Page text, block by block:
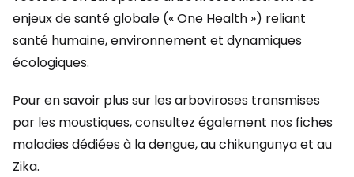
enjeux de santé globale (« One Health ») reliant
santé humaine, environnement et dynamiques
écologiques.
Pour en savoir plus sur les arboviroses transmises
par les moustiques, consultez également nos fiches
maladies dédiées à la dengue, au chikungunya et au
Zika.